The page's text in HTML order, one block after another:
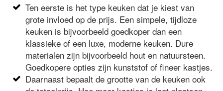
Ten eerste is het type keuken dat je kiest van
grote invloed op de prijs. Een simpele, tijdloze
keuken is bijvoorbeeld goedkoper dan een
klassieke of een luxe, moderne keuken. Dure
materialen zijn bijvoorbeeld hout en natuursteen.
Goedkopere opties zijn kunststof of fineer kastjes.
Daarnaast bepaalt de grootte van de keuken ook